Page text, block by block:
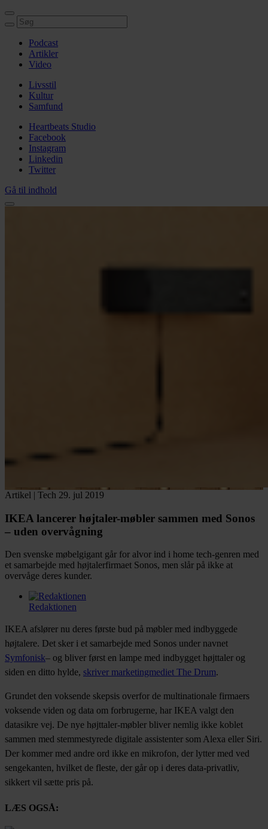
Podcast
Artikler
Video
Livsstil
Kultur
Samfund
Heartbeats Studio
Facebook
Instagram
Linkedin
Twitter
Gå til indhold
Artikel | Tech 29. jul 2019
IKEA lancerer højtaler-møbler sammen med Sonos
– uden overvågning
Den svenske møbelgigant går for alvor ind i home tech-genren med
et samarbejde med højtalerfirmaet Sonos, men slår på ikke at
overvåge deres kunder.
Redaktionen
Facebook
Twitter
LinkedIn
Email
IKEA afslører nu deres første bud på møbler med indbyggede
højtalere. Det sker i et samarbejde med Sonos under navnet
Symfonisk– og bliver først en lampe med indbygget højttaler og
siden en ditto hylde, skriver marketingmediet The Drum.
Grundet den voksende skepsis overfor de multinationale firmaers
voksende viden og data om forbrugerne, har IKEA valgt den
datasikre vej. De nye højttaler-møbler bliver nemlig ikke koblet
sammen med stemmestyrede digitale assistenter som Alexa eller Siri.
Der kommer med andre ord ikke en mikrofon, der lytter med ved
sengekanten, hvilket de fleste, der går op i deres data-privatliv,
sikkert vil sætte pris på.
LÆS OGSÅ: